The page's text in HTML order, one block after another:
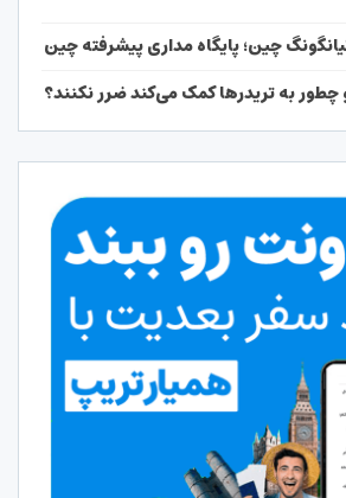
چین؛ پایگاه مداری پیشرفته چین
به تریدرها کمک می‌کند ضرر نکنند؟